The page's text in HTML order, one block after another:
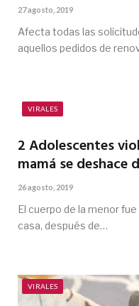
27 agosto, 2019
Afecta todas las
aquellos pedidos de
VIRALES
2 Adolescentes
mamá se deshace
26 agosto, 2019
El cuerpo de la menor
casa, después de…
VIRALES